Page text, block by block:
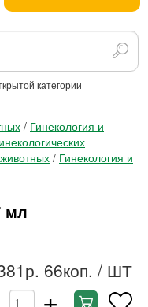
категории
/ Гинекология и
/ Гинекология и
мл
66коп. / ШТ